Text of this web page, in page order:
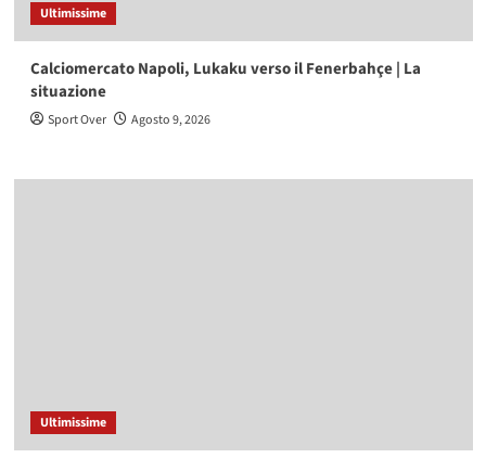
Ultimissime
Calciomercato Napoli, Lukaku verso il Fenerbahçe | La
situazione
Sport Over Agosto 9, 2026
Ultimissime